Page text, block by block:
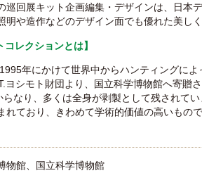
巡回展キット企画編集・デザインは、日本デ
明や造作などのデザイン面でも優れた美しく
コレクションとは】
年にかけて世界中からハンティングによ
ヨシモト財団より、国立科学博物館へ寄贈さ
らなり、多くは全身が剥製として残されてい
れており、きわめて学術的価値の高いもので
物館、国立科学博物館